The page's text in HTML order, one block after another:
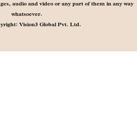
audio and video or any part of them in any way
whatsoever.
Vision3 Global Pvt. Ltd.